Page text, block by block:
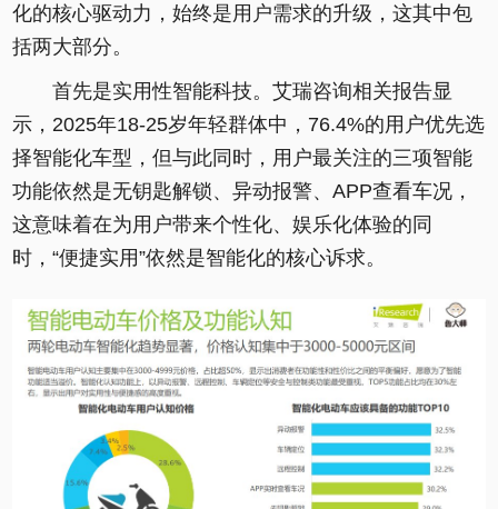
化的核心驱动力，始终是用户需求的升级，这其中包
括两大部分。
首先是实用性智能科技。艾瑞咨询相关报告显
示，2025年18-25岁年轻群体中，76.4%的用户优先选
择智能化车型，但与此同时，用户最关注的三项智能
功能依然是无钥匙解锁、异动报警、APP查看车况，
这意味着在为用户带来个性化、娱乐化体验的同
时，“便捷实用”依然是智能化的核心诉求。